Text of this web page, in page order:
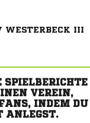
WESTERBECK III
SPIELBERICHTE
VEREIN,
INDEM DU
ANLEGST.